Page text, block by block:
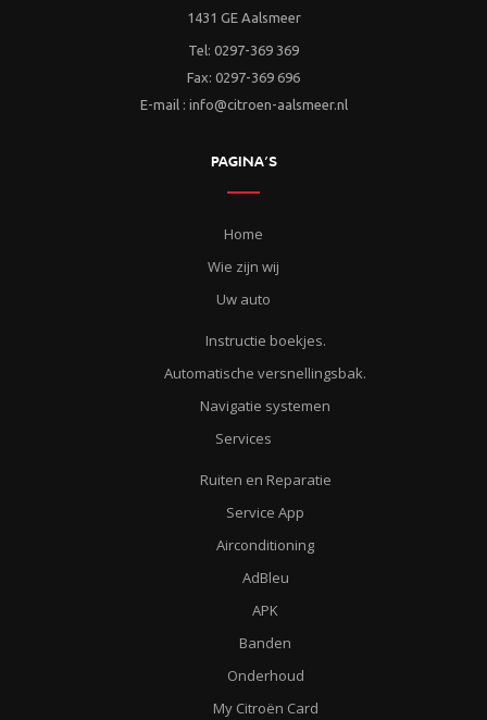
1431 GE Aalsmeer
Tel: 0297-369 369
Fax: 0297-369 696
E-mail : info@citroen-aalsmeer.nl
PAGINA’S
Home
Wie zijn wij
Uw auto
Instructie boekjes.
Automatische versnellingsbak.
Navigatie systemen
Services
Ruiten en Reparatie
Service App
Airconditioning
AdBleu
APK
Banden
Onderhoud
My Citroën Card